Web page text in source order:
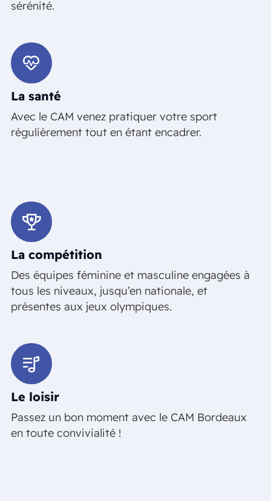
sérénité.
La santé
Avec le CAM venez pratiquer votre sport
régulièrement tout en étant encadrer.
La compétition
Des équipes féminine et masculine engagées à
tous les niveaux, jusqu’en nationale, et
présentes aux jeux olympiques.
Le loisir
Passez un bon moment avec le CAM Bordeaux
en toute convivialité !